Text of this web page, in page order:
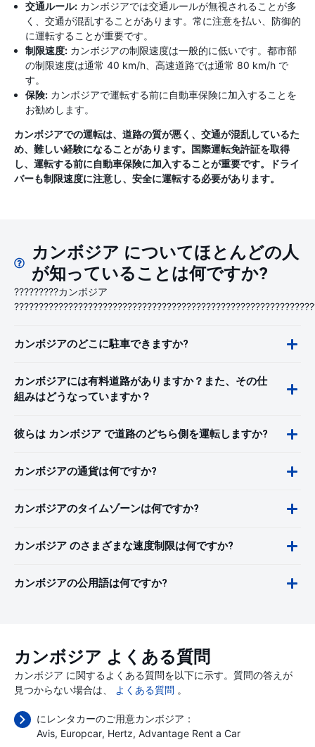
交通ルール: カンボジアでは交通ルールが無視されることが多
く、交通が混乱することがあります。常に注意を払い、防御的
に運転することが重要です。
制限速度: カンボジアの制限速度は一般的に低いです。都市部
の制限速度は通常 40 km/h、高速道路では通常 80 km/h で
す。
保険: カンボジアで運転する前に自動車保険に加入することを
お勧めします。
カンボジアでの運転は、道路の質が悪く、交通が混乱しているた
め、難しい経験になることがあります。国際運転免許証を取得
し、運転する前に自動車保険に加入することが重要です。ドライ
バーも制限速度に注意し、安全に運転する必要があります。
カンボジア についてほとんどの人
が知っていることは何ですか?
?????????カンボジア
カンボジアのどこに駐車できますか?
カンボジアには有料道路がありますか？また、その仕
組みはどうなっていますか？
彼らは カンボジア で道路のどちら側を運転しますか?
カンボジアの通貨は何ですか?
カンボジアのタイムゾーンは何ですか?
カンボジア のさまざまな速度制限は何ですか?
カンボジアの公用語は何ですか?
カンボジア よくある質問
カンボジア に関するよくある質問を以下に示す。質問の答えが
見つからない場合は、
よくある質問 。
にレンタカーのご用意カンボジア：
Avis Europcar Hertz Advantage Rent a Car